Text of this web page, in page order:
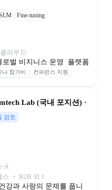
Fine-tuning
라우드
로벌 비지니스 운영  플랫폼
나 참가비
컨퍼런스 지원
Lab (국내 포지션) ·
검토
A
‧ B2B 외 1
강과 사랑의 문제를 풉니